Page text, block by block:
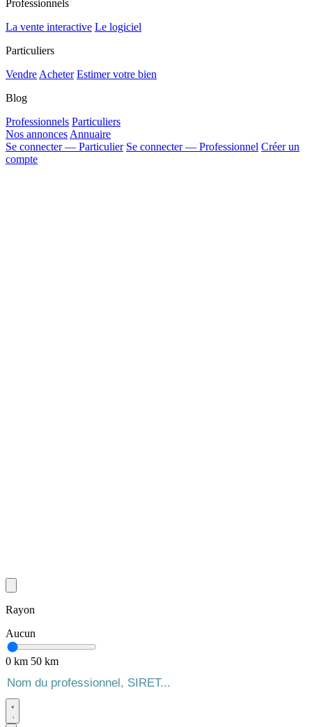
Professionnels
La vente interactive Le logiciel
Particuliers
Vendre Acheter Estimer votre bien
Blog
Professionnels Particuliers
Nos annonces Annuaire
Se connecter — Particulier Se connecter — Professionnel Créer un
compte
Rayon
Aucun
0 km 50 km